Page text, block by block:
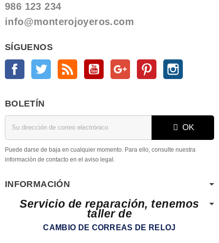
986 123 234
info@monterojoyeros.com
SÍGUENOS
Facebook Twitter YouTube Google + Pinterest
BOLETÍN
OK
Puede darse de baja en cualquier momento. Para ello, consulte nuestra
información de contacto en el aviso legal.
INFORMACIÓN
Servicio de reparación, tenemos
taller de
CAMBIO DE CORREAS DE RELOJ